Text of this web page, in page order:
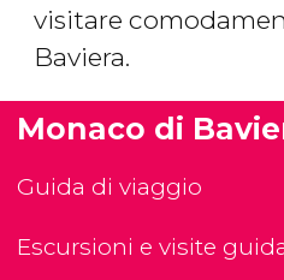
visitare
Baviera.
Monaco di
Guida di viaggio
Escursioni e visite